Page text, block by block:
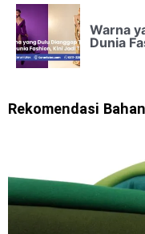
Warna
Dunia
Rekomendasi Bahan